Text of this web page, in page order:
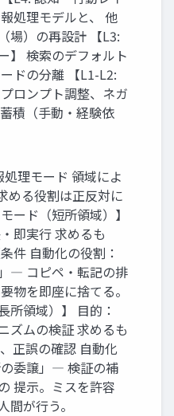
処理モデルと、 他
場）の再設計 【L3:
】 検索のデフォルト
ドの分離 【L1-L2:
ロンプト調整、ネガ
積（手動・経験依
理モード 領域によ
める役割は正反対に
ード（短所領域）】
即実行 求めるも
件 自動化の役割：
― コピペ・転記の排
物を即座に捨てる。
所領域）】 目的：
ズムの検証 求めるも
正誤の確認 自動化
委譲」― 検証の補
提示。ミスを許容
間が行う。